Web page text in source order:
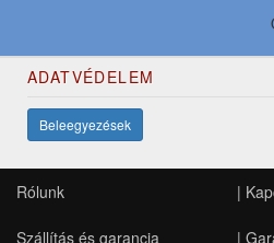
ADATVÉDELEM
Beleegyezések
Rólunk
Szállítás és garancia
|
|